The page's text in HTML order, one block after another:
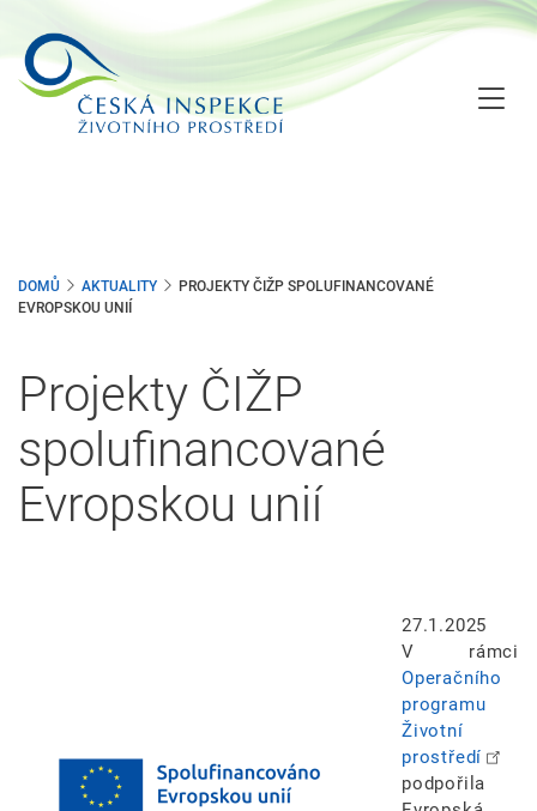
hlavnímu
obsahu
DOMŮ AKTUALITY
PROJEKTY ČIŽP SPOLUFINANCOVANÉ
EVROPSKOU UNIÍ
Projekty ČIŽP
spolufinancované
Evropskou unií
27.1.2025
V rámci
Operačního
programu
Životní
prostředí
podpořila